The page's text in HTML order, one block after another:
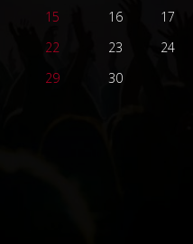
15 16
17
22 23
24
29 30